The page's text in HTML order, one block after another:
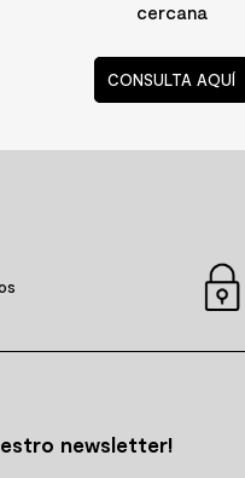
cercana
CONSULTA AQUÍ
newsletter!